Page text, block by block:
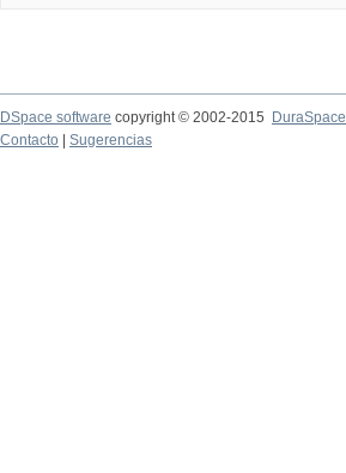
DSpace software copyright © 2002-2015
DuraSpace
Contacto
Sugerencias